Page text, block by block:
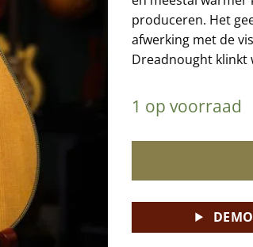
produceren. Het
afwerking met de
Dreadnought klinkt
1 op voorraad
DEMO